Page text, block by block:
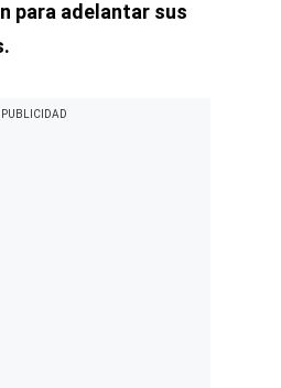
para adelantar sus